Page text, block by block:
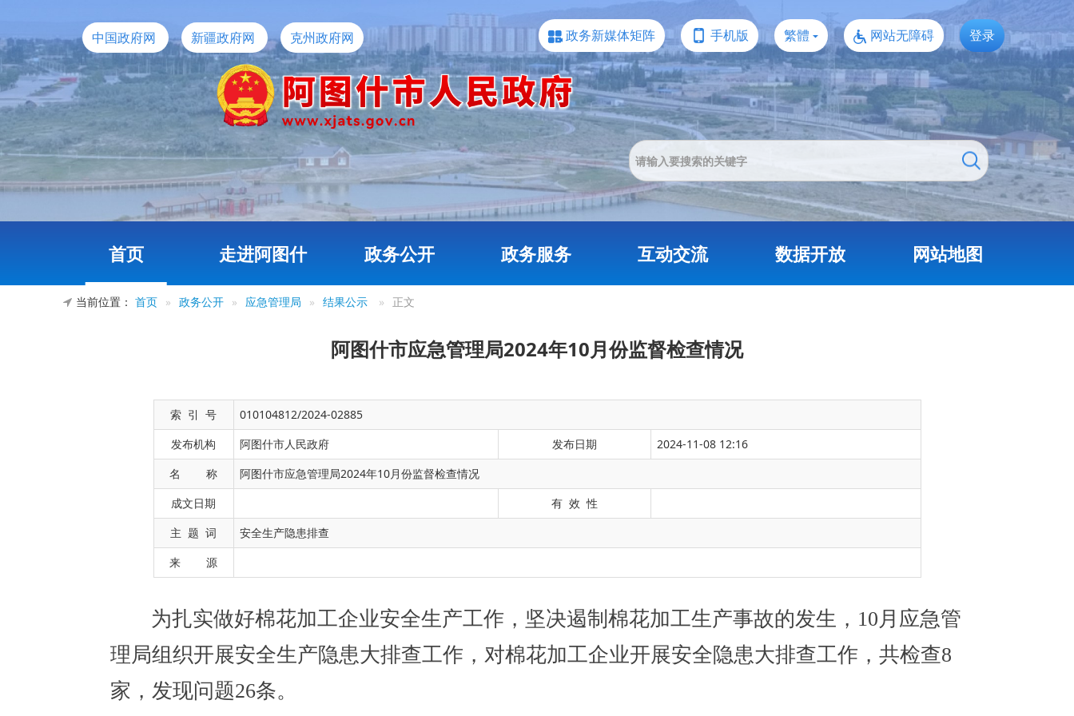
中国政府网 新疆政府网 克州政府网 政务新媒体矩阵 手机版 繁體 网站无障碍 登录
首页 走进阿图什 政务公开 政务服务 互动交流 数据开放 网站地图
当前位置： 首页 » 政务公开 » 应急管理局 » 结果公示 » 正文
阿图什市应急管理局2024年10月份监督检查情况
索 引 号
010104812/2024-02885
发布机构
阿图什市人民政府 发布日期
2024-11-08 12:16
名 称
阿图什市应急管理局2024年10月份监督检查情况
成文日期
有 效 性
主 题 词
安全生产隐患排查
来 源
扎实做好棉花加工企业安全生产工作，坚决遏制棉花加工生产事故的发生，10月应急管
组织开展安全生产隐患大排查工作，对棉花加工企业开展安全隐患大排查工作，共检查8
家，发现问题26条。